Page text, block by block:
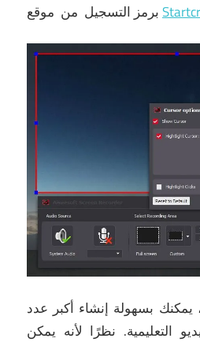
برمز التسجيل من
يمكنك بسهولة إنشاء أكبر عدد
التعليمية. نظرًا لأنه يمكن